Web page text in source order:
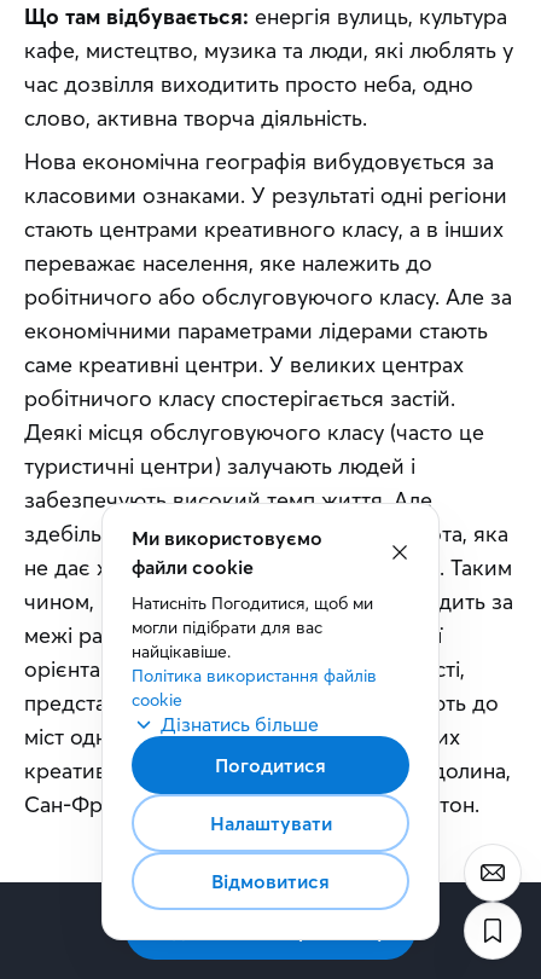
Що там відбувається: енергія вулиць, культура
кафе, мистецтво, музика та люди, які люблять у
час дозвілля виходитить просто неба, одно
слово, активна творча діяльність.
Нова економічна географія вибудовується за
класовими ознаками. У результаті одні регіони
стають центрами креативного класу, а в інших
переважає населення, яке належить до
робітничого або обслуговуючого класу. Але за
економічними параметрами лідерами стають
саме креативні центри. У великих центрах
робітничого класу спостерігається застій.
Деякі місця обслуговуючого класу (часто це
туристичні центри) залучають людей і
забезпечують високий темп життя. Але
здебільшого це низькооплачувана робота, яка
не дає жодної професійної перспективи. Таким
чином, міграція креативного класу виходить за
межі раси, національності та сексуальної
орієнтації. Незважаючи на свої відмінності,
представники креативного класу мігрують до
міст одного типу. До топ-5 американських
креативних центрів входять Кремнієва долина,
Сан-Франциско, Остін, Сан-Дієго та Бостон.
Три «Т» економічного розвитку
Ми використовуємо
файли cookie
Натисніть Погодитися, щоб ми
могли підібрати для вас
найцікавіше.
Політика використання файлів
cookie
Дізнатись більше
Погодитися
Налаштувати
Відмовитися